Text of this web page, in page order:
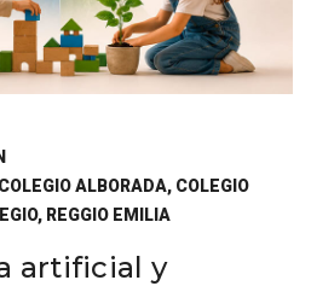
COLEGIO ALBORADA, COLEGIO
, REGGIO EMILIA
artificial y